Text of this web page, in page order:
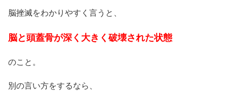
脳挫滅をわかりやすく言うと、
脳と頭蓋骨が深く大きく破壊された状態
のこと。
別の言い方をするなら、